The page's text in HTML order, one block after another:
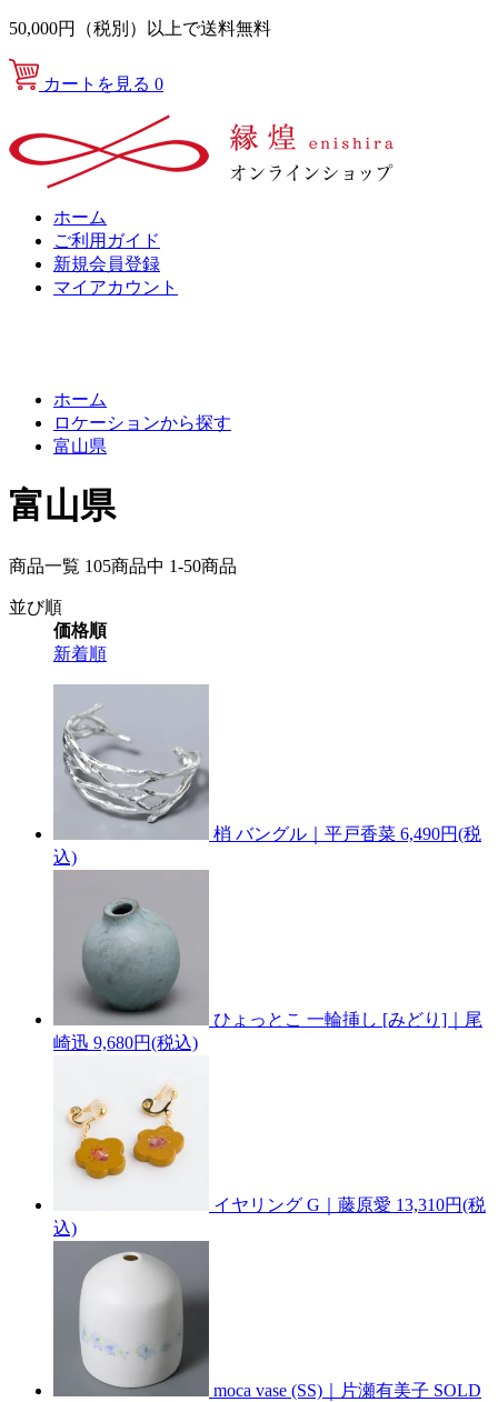
50,000円（税別）以上で送料無料
カートを見る 0
ホーム
ご利用ガイド
新規会員登録
マイアカウント
ホーム
ロケーションから探す
富山県
富山県
商品一覧 105商品中 1-50商品
並び順
価格順
新着順
梢 バングル｜平戸香菜 6,490円(税
込)
ひょっとこ 一輪挿し [みどり]｜尾
崎迅 9,680円(税込)
イヤリング G｜藤原愛 13,310円(税
込)
moca vase (SS)｜片瀬有美子 SOLD